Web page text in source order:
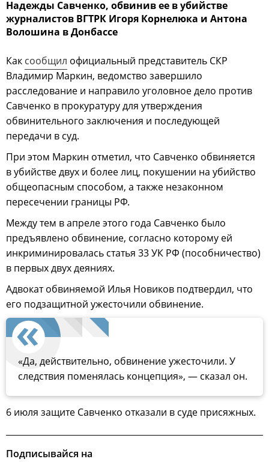
Надежды Савченко, обвинив ее в убийстве
журналистов ВГТРК Игоря Корнелюка и Антона
Волошина в Донбассе
Как сообщил официальный представитель СКР
Владимир Маркин, ведомство завершило
расследование и направило уголовное дело против
Савченко в прокуратуру для утверждения
обвинительного заключения и последующей
передачи в суд.
При этом Маркин отметил, что Савченко обвиняется
в убийстве двух и более лиц, покушении на убийство
общеопасным способом, а также незаконном
пересечении границы РФ.
Между тем в апреле этого года Савченко было
предъявлено обвинение, согласно которому ей
инкриминировалась статья 33 УК РФ (пособничество)
в первых двух деяниях.
Адвокат обвиняемой Илья Новиков подтвердил, что
его подзащитной ужесточили обвинение.
«Да, действительно, обвинение ужесточили. У
следствия поменялась концепция», — сказал он.
6 июля защите Савченко отказали в суде присяжных.
Подписывайся на